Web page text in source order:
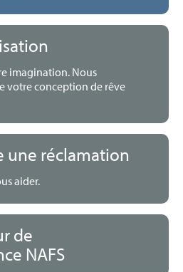
imagination. Nous
votre conception de rêve
une réclamation
aider.
de
NAFS